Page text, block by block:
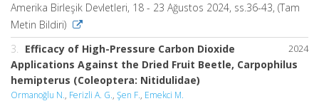
Amerika Birleşik Devletleri, 18 - 23 Ağustos 2024, ss.36-43, (Tam
Metin Bildiri)
2024
3. Efficacy of High-Pressure Carbon Dioxide
Applications Against the Dried Fruit Beetle, Carpophilus
hemipterus (Coleoptera: Nitidulidae)
Ormanoğlu N., Ferizli A. G., Şen F., Emekci M.